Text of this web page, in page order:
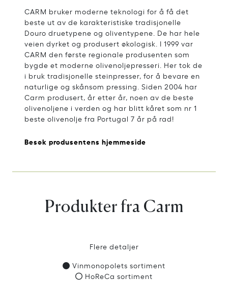
CARM bruker moderne teknologi for å få det
beste ut av de karakteristiske tradisjonelle
Douro druetypene og oliventypene. De har hele
veien dyrket og produsert økologisk. I 1999 var
CARM den første regionale produsenten som
bygde et moderne olivenoljepresseri. Her tok de
i bruk tradisjonelle steinpresser, for å bevare en
naturlige og skånsom pressing. Siden 2004 har
Carm produsert, år etter år, noen av de beste
olivenoljene i verden og har blitt kåret som nr 1
beste olivenolje fra Portugal 7 år på rad!
Besøk produsentens hjemmeside
Produkter fra Carm
Flere detaljer
Vinmonopolets sortiment
HoReCa sortiment